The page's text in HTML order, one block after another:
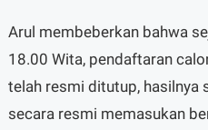
Arul membeberkan bahwa
18.00 Wita, pendaftaran
telah resmi ditutup, hasilnya
secara resmi memasukan